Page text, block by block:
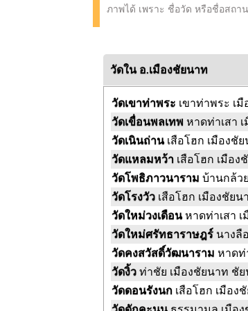
ภาพได้ เพราะ ชื่อวัด หรือชื่อสถ
วัดใน อ.เมืองชัยนาท
วัดเขาท่าพระ เขาท่าพระ เ
วัดเขื่อนพลเทพหาดท่าเสา
วัดเนินถ่าน เสือโฮก เมืองชั
วัดแหลมหว้า เสือโฮก เมือ
วัดโพธิภาวนารามบ้านกล้ว
วัดโรงวัว เสือโฮก เมืองชัย
วัดใหม่วงเดือนหาดท่าเสา
วัดใหม่ศรัทธาราษฎร์ นางลื
วัดคงสวัสดิ์วัฒนารามหาดท่
วัดงิ้วท่าชัย เมืองชัยนาท ชั
วัดดอนรังนก เสือโฮก เมือง